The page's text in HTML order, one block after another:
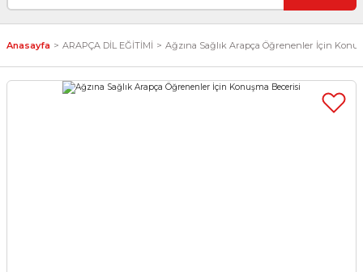
Anasayfa ARAPÇA DİL EĞİTİMİ Ağzına Sağlık Arapça Öğrenenler İçin